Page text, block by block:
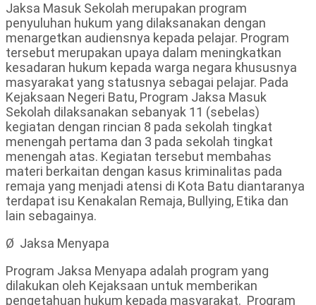
Jaksa Masuk Sekolah merupakan program
penyuluhan hukum yang dilaksanakan dengan
menargetkan audiensnya kepada pelajar. Program
tersebut merupakan upaya dalam meningkatkan
kesadaran hukum kepada warga negara khususnya
masyarakat yang statusnya sebagai pelajar. Pada
Kejaksaan Negeri Batu, Program Jaksa Masuk
Sekolah dilaksanakan sebanyak 11 (sebelas)
kegiatan dengan rincian 8 pada sekolah tingkat
menengah pertama dan 3 pada sekolah tingkat
menengah atas. Kegiatan tersebut membahas
materi berkaitan dengan kasus kriminalitas pada
remaja yang menjadi atensi di Kota Batu diantaranya
terdapat isu Kenakalan Remaja, Bullying, Etika dan
lain sebagainya.
Ø Jaksa Menyapa
Program Jaksa Menyapa adalah program yang
dilakukan oleh Kejaksaan untuk memberikan
pengetahuan hukum kepada masyarakat. Program